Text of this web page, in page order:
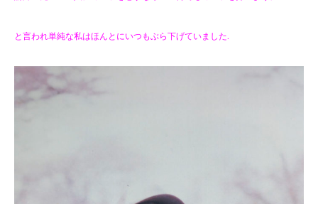
と言われ単純な私はほんとにいつもぶら下げていました.